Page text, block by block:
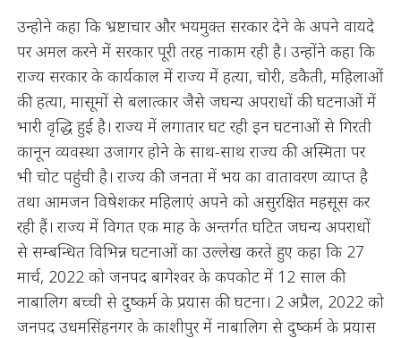
उन्होने कहा कि भ्रष्टाचार और भयमुक्त सरकार देने के अपने वायदे
पर अमल करने में सरकार पूरी तरह नाकाम रही है। उन्होंने कहा कि
राज्य सरकार के कार्यकाल में राज्य में हत्या, चोरी, डकैती, महिलाओं
की हत्या, मासूमों से बलात्कार जैसे जघन्य अपराधों की घटनाओं में
भारी वृद्धि हुई है। राज्य में लगातार घट रही इन घटनाओं से गिरती
कानून व्यवस्था उजागर होने के साथ-साथ राज्य की अस्मिता पर
भी चोट पहुंची है। राज्य की जनता में भय का वातावरण व्याप्त है
तथा आमजन विषेशकर महिलाएं अपने को असुरक्षित महसूस कर
रही हैं। राज्य में विगत एक माह के अन्तर्गत घटित जघन्य अपराधों
से सम्बन्धित विभिन्न घटनाओं का उल्लेख करते हुए कहा कि 27
मार्च, 2022 को जनपद बागेश्वर के कपकोट में 12 साल की
नाबालिग बच्ची से दुष्कर्म के प्रयास की घटना। 2 अप्रैल, 2022 को
जनपद उधमसिंहनगर के काशीपुर में नाबालिग से दुष्कर्म के प्रयास